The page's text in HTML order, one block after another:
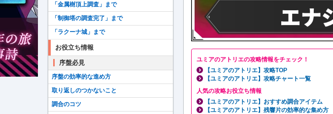
ユミアのアトリエの攻略情報をチェック！
【ユミアのアトリエ】攻略TOP
【ユミアのアトリエ】攻略チャート一覧
人気の攻略お役立ち情報
【ユミアのアトリエ】おすすめ調合アイテム
【ユミアのアトリエ】残響片の効率的な集め方
「金属樹頂上調査」まで
「制御塔の調査完了」まで
「ラクーナ城」まで
お役立ち情報
序盤必見
序盤の効率的な進め方
取り返しのつかないこと
調合のコツ